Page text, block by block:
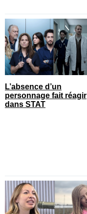
L’absence d’un
personnage fait réagir
dans STAT